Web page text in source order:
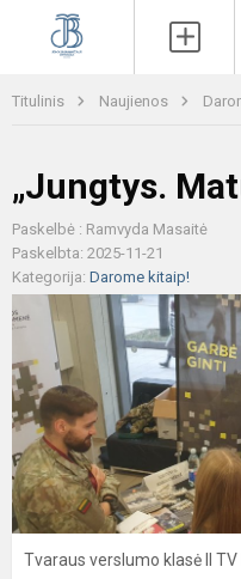
Titulinis Naujienos
„Jungtys.
Paskelbė : Ramvyda Masaitė
Paskelbta: 2025-11-21
Kategorija: Darome kitaip!
Tvaraus verslumo klasė II TV